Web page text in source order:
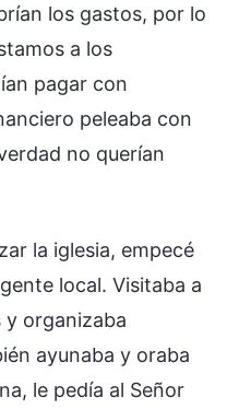
los gastos, por lo
a los
pagar con
peleaba con
no querían
la iglesia, empecé
local. Visitaba a
y organizaba
ayunaba y oraba
le pedía al Señor